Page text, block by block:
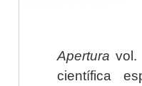
Apertura vol.
científica